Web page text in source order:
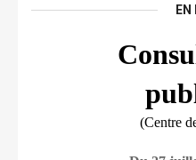
EN
(Centre